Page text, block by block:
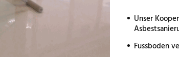
Unser
Fussboden